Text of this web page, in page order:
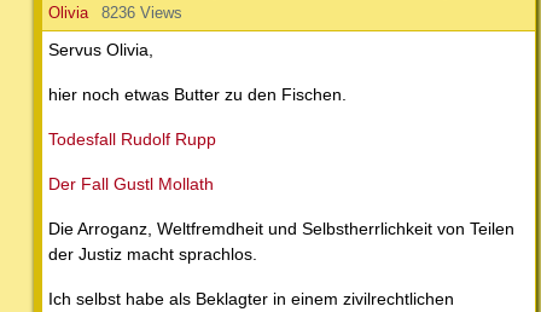
Olivia
8236 Views
Servus Olivia,
hier noch etwas Butter zu den Fischen.
Todesfall Rudolf Rupp
Der Fall Gustl Mollath
Die Arroganz, Weltfremdheit und Selbstherrlichkeit von Teilen
der Justiz macht sprachlos.
Ich selbst habe als Beklagter in einem zivilrechtlichen